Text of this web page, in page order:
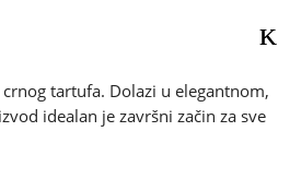
tartufa. Dolazi u elegantnom,
idealan je završni začin za sve